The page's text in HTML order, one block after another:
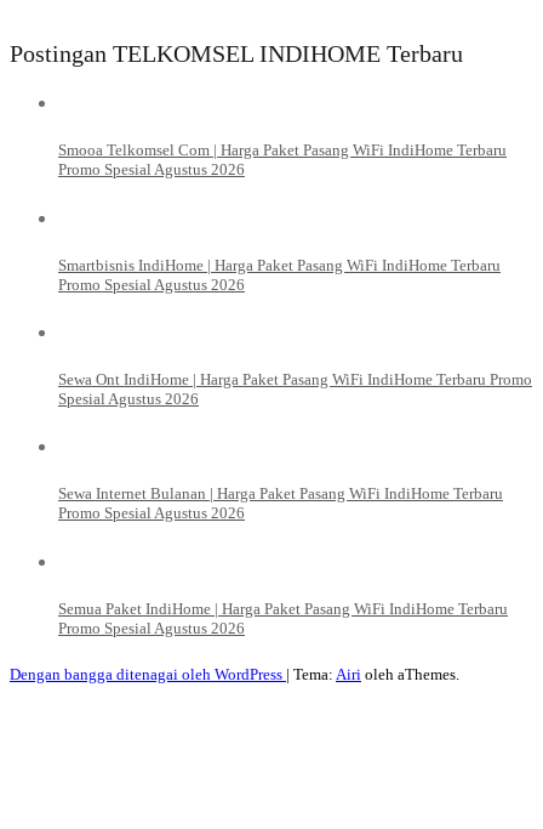
Postingan TELKOMSEL INDIHOME Terbaru
Smooa Telkomsel Com | Harga Paket Pasang WiFi IndiHome Terbaru
Promo Spesial Agustus 2026
Smartbisnis IndiHome | Harga Paket Pasang WiFi IndiHome Terbaru
Promo Spesial Agustus 2026
Sewa Ont IndiHome | Harga Paket Pasang WiFi IndiHome Terbaru Promo
Spesial Agustus 2026
Sewa Internet Bulanan | Harga Paket Pasang WiFi IndiHome Terbaru
Promo Spesial Agustus 2026
Semua Paket IndiHome | Harga Paket Pasang WiFi IndiHome Terbaru
Promo Spesial Agustus 2026
Dengan bangga ditenagai oleh WordPress | Tema: Airi oleh aThemes.